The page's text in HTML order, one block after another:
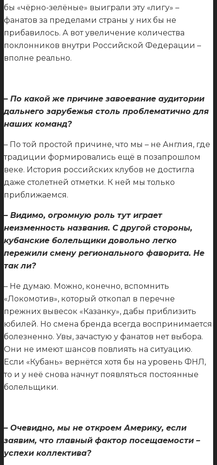
бы «чёрно-зелёные» выиграли эту «лигу» –
фанатов за пределами страны у них бы не
прибавилось. А вот увеличение количества
поклонников внутри Российской Федерации –
вполне реально.
– По какой же причине завоевание аудитории
дальнего зарубежья столь проблематично для
наших команд?
– По той простой причине, что мы – не Англия, где
традиции формировались ещё в позапрошлом
веке. История российских клубов не достигла
даже столетней отметки. К ней мы только
приближаемся.
– Видимо, огромную роль тут играет
неизменность названия. С другой стороны,
кубанские болельщики довольно легко
пережили смену регионального фаворита. Не
так ли?
– Не думаю. Можно, конечно, вспомнить
«Локомотив», который откопал в перечне
прежних вывесок «Казанку», дабы приблизить
юбилей. Но смена бренда всегда воспринимается
болезненно. Увы, зачастую у фанатов нет выбора.
Они не имеют шансов повлиять на ситуацию.
Если «Кубань» вернётся хотя бы на уровень ФНЛ,
то и у неё снова начнут появляться постоянные
болельщики.
– Очевидно, мы не откроем Америку, если
заявим, что главный фактор посещаемости –
успехи коллектива?